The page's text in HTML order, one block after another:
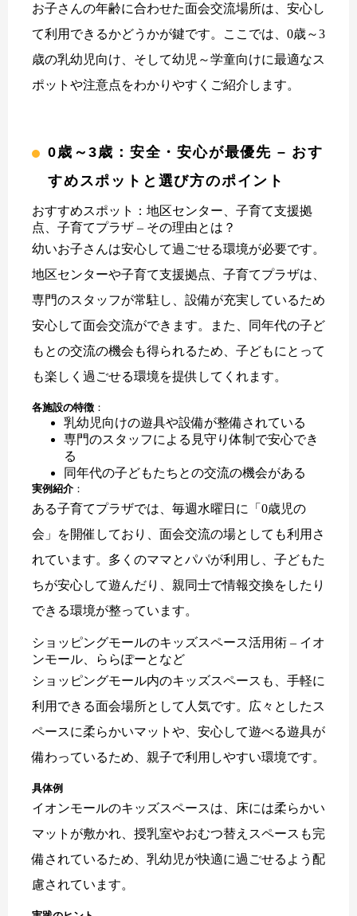
お子さんの年齢に合わせた面会交流場所は、安心し
て利用できるかどうかが鍵です。ここでは、0歳～3
歳の乳幼児向け、そして幼児～学童向けに最適なス
ポットや注意点をわかりやすくご紹介します。
0歳～3歳：安全・安心が最優先 – おす
すめスポットと選び方のポイント
おすすめスポット：地区センター、子育て支援拠
点、子育てプラザ – その理由とは？
幼いお子さんは安心して過ごせる環境が必要です。
地区センターや子育て支援拠点、子育てプラザは、
専門のスタッフが常駐し、設備が充実しているため
安心して面会交流ができます。また、同年代の子ど
もとの交流の機会も得られるため、子どもにとって
も楽しく過ごせる環境を提供してくれます。
各施設の特徴 ：
乳幼児向けの遊具や設備が整備されている
専門のスタッフによる見守り体制で安心でき
る
同年代の子どもたちとの交流の機会がある
実例紹介 ：
ある子育てプラザでは、毎週水曜日に「0歳児の
会」を開催しており、面会交流の場としても利用さ
れています。多くのママとパパが利用し、子どもた
ちが安心して遊んだり、親同士で情報交換をしたり
できる環境が整っています。
ショッピングモールのキッズスペース活用術 – イオ
ンモール、ららぽーとなど
ショッピングモール内のキッズスペースも、手軽に
利用できる面会場所として人気です。広々としたス
ペースに柔らかいマットや、安心して遊べる遊具が
備わっているため、親子で利用しやすい環境です。
具体例
イオンモールのキッズスペースは、床には柔らかい
マットが敷かれ、授乳室やおむつ替えスペースも完
備されているため、乳幼児が快適に過ごせるよう配
慮されています。